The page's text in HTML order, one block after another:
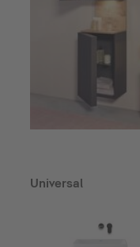
Universal